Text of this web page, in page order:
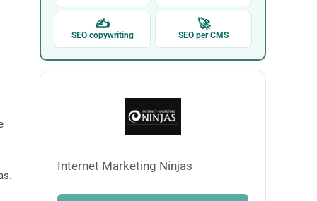
✍
SEO copywriting
🚀
SEO per CMS
Internet Marketing Ninjas